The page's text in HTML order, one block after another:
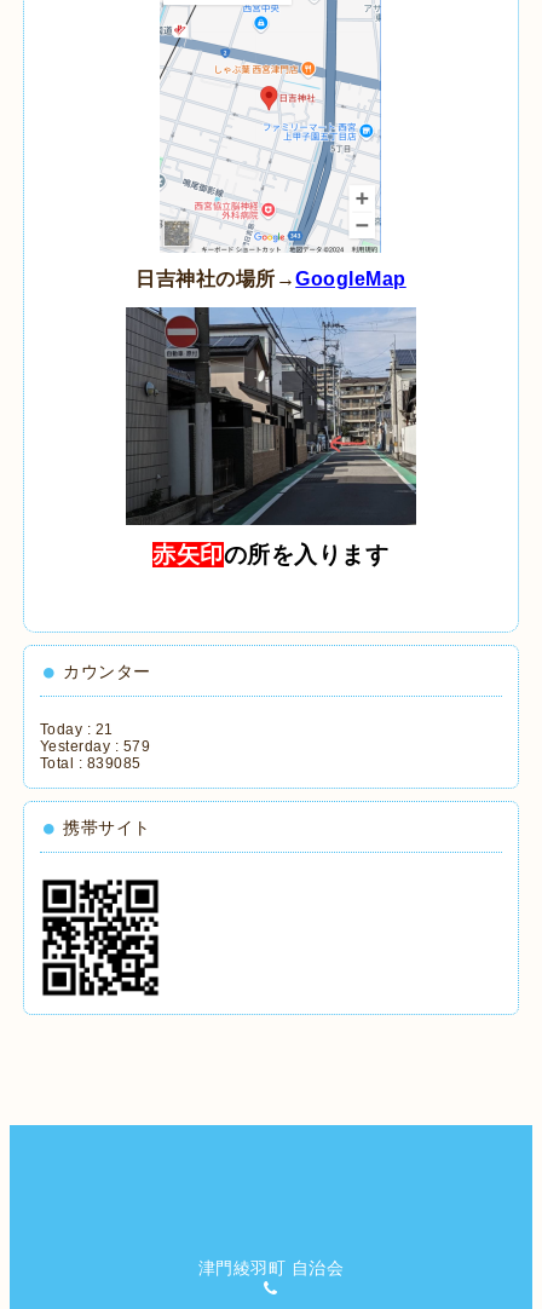
日吉神社の場所→GoogleMap
赤矢印の所を入ります
カウンター
Today : 21
Yesterday : 579
Total : 839085
携帯サイト
津門綾羽町 自治会